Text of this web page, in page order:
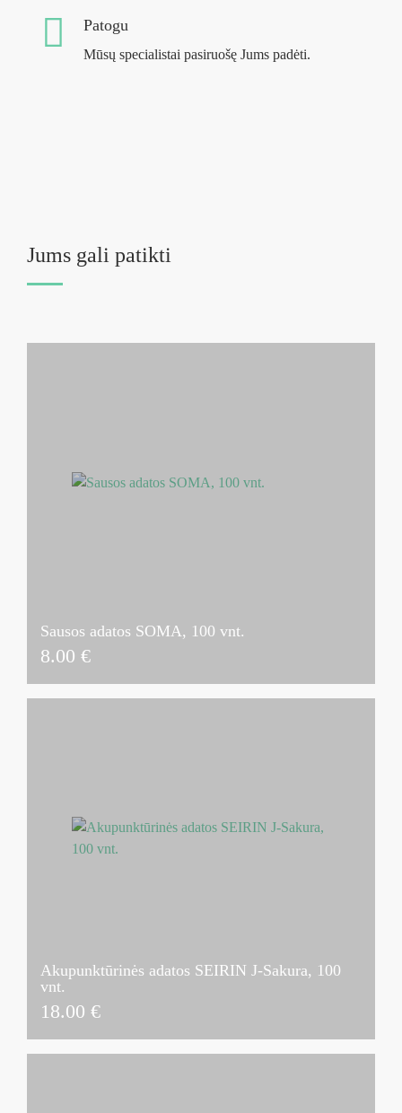
Patogu
Mūsų specialistai pasiruošę Jums padėti.
Jums gali patikti
Sausos adatos SOMA, 100 vnt.
8.00 €
Akupunktūrinės adatos SEIRIN J-Sakura, 100
vnt.
18.00 €